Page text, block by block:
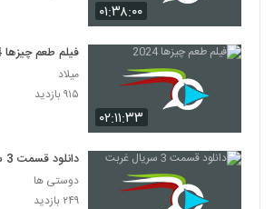
۰۱:۳۸:۰۰
۰۲:۱۱:۳۳
فیلم طعم چیزها 2024
میلاد
۹۱۵ بازدید
دانلود قسمت 3 سریال غربت
دوستی ها
۲۴۹ بازدید